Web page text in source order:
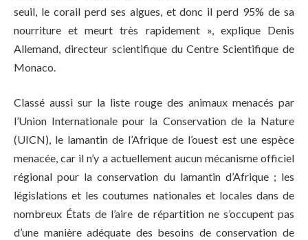
seuil, le corail perd ses algues, et donc il perd 95% de sa
nourriture et meurt très rapidement », explique Denis
Allemand, directeur scientifique du Centre Scientifique de
Monaco.
Classé aussi sur la liste rouge des animaux menacés par
l’Union Internationale pour la Conservation de la Nature
(UICN), le lamantin de l’Afrique de l’ouest est une espèce
menacée, car il n’y a actuellement aucun mécanisme officiel
régional pour la conservation du lamantin d’Afrique ; les
législations et les coutumes nationales et locales dans de
nombreux États de l’aire de répartition ne s’occupent pas
d’une manière adéquate des besoins de conservation de